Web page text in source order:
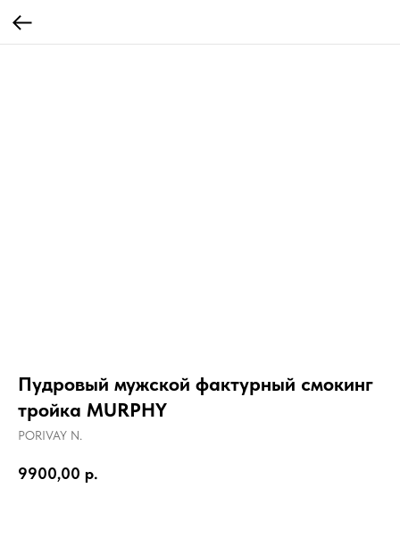
Пудровый мужской фактурный смокинг
тройка MURPHY
PORIVAY N.
9900,00 р.